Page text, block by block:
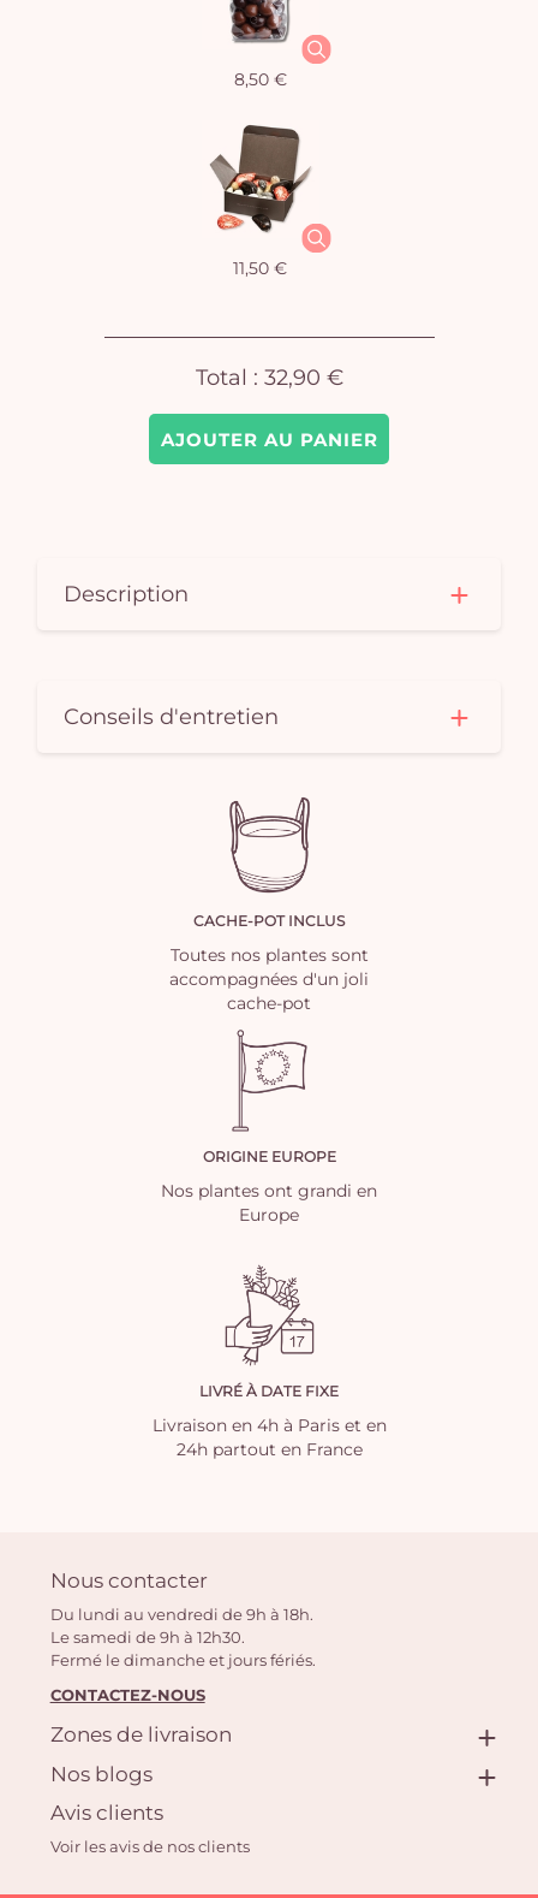
AJOUTER AU PANIER
8,50 €
11,50 €
Total : 32,90 €
Description
Conseils d'entretien
CACHE-POT INCLUS
Toutes nos plantes sont
accompagnées d'un joli
cache-pot
ORIGINE EUROPE
Nos plantes ont grandi en
Europe
LIVRÉ À DATE FIXE
Livraison en 4h à Paris et en
24h partout en France
Nous contacter
Du lundi au vendredi de 9h à 18h.
Le samedi de 9h à 12h30.
Fermé le dimanche et jours fériés.
CONTACTEZ-NOUS
Zones de livraison
Nos blogs
Avis clients
Voir les avis de nos clients